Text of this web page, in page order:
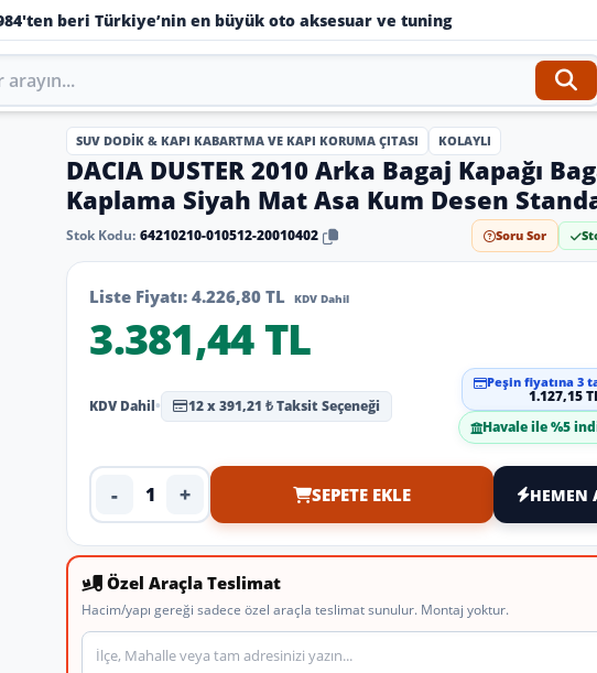
beri Türkiye’nin en büyük oto aksesuar ve tuning
SUV DODIK & KAPI KABARTMA VE KAPI KORUMA ÇITASI KOLAYLI
DACIA DUSTER 2010 Arka Bagaj Kapağı
Kaplama Siyah Mat Asa Kum Desen
Stok Kodu: 64210210-010512-20010402 Soru Sor
Liste Fiyatı:4.226,80 TL KDV Dahil
3.381,44 TL
KDV Dahil• 12 x 391,21 ₺ Taksit Seçeneği
Peşin fiyatına 3
1.127,15
Havale ile %5
Ürün adedi
- + SEPETE EKLE HEMEN
Özel Araçla Teslimat
Hacim/yapı gereği sadece özel araçla teslimat sunulur. Montaj yoktur.
Teslimat veya montaj adresi